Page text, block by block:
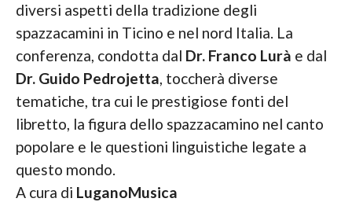
diversi aspetti della tradizione degli
spazzacamini in Ticino e nel nord Italia. La
conferenza, condotta dal Dr. Franco Lurà e dal
Dr. Guido Pedrojetta, toccherà diverse
tematiche, tra cui le prestigiose fonti del
libretto, la figura dello spazzacamino nel canto
popolare e le questioni linguistiche legate a
questo mondo.
A cura di LuganoMusica